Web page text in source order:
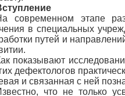
современном этапе
в специальных
путей и
показывают
дефектологов
и связанная с ней
что не только